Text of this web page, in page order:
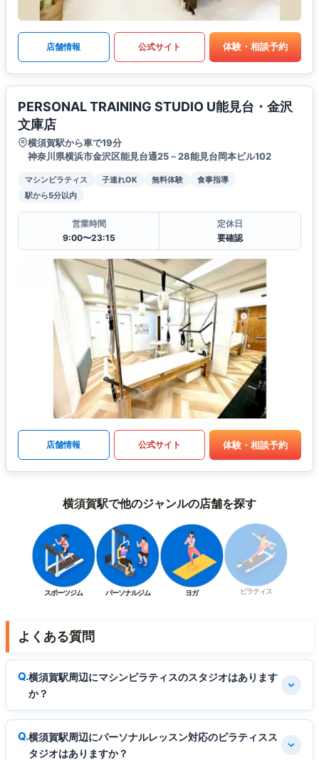
店舗情報 公式サイト 体験・相談予約
PERSONAL TRAINING STUDIO U能見台・金沢
文庫店
横須賀駅から車で19分
神奈川県横浜市金沢区能見台通25－28能見台岡本ビル102
マシンピラティス 子連れOK 無料体験
食事指導
駅から5分以内
営業時間
9:00〜23:15
定休日
要確認
店舗情報 公式サイト 体験・相談予約
横須賀駅で他のジャンルの店舗を探す
スポーツジム パーソナルジム ヨガ ピラティス
よくある質問
横須賀駅周辺にマシンピラティスのスタジオはあります
か？
横須賀駅周辺にパーソナルレッスン対応のピラティスス
タジオはありますか？